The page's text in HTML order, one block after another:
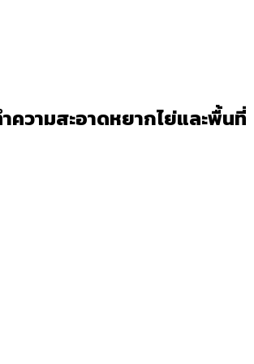
ความสะอาดหยากไย่และพื้นที่